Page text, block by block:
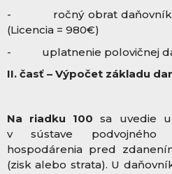
- ročný obrat daňovníka
(Licencia = 980€)
- uplatnenie polovičnej
II. časť – Výpočet základu
Na riadku 100 sa uvedie
v sústave podvojného
hospodárenia pred
(zisk alebo strata). U